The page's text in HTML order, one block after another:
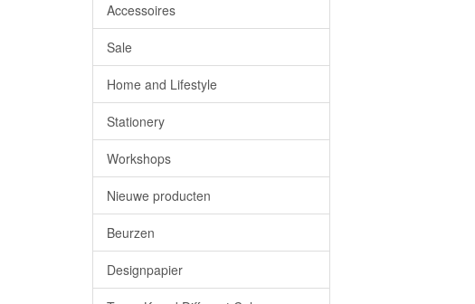
Accessoires
Sale
Home and Lifestyle
Stationery
Workshops
Nieuwe producten
Beurzen
Designpapier